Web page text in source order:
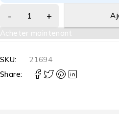
Acheter maintenant
SKU:
21694
Share: